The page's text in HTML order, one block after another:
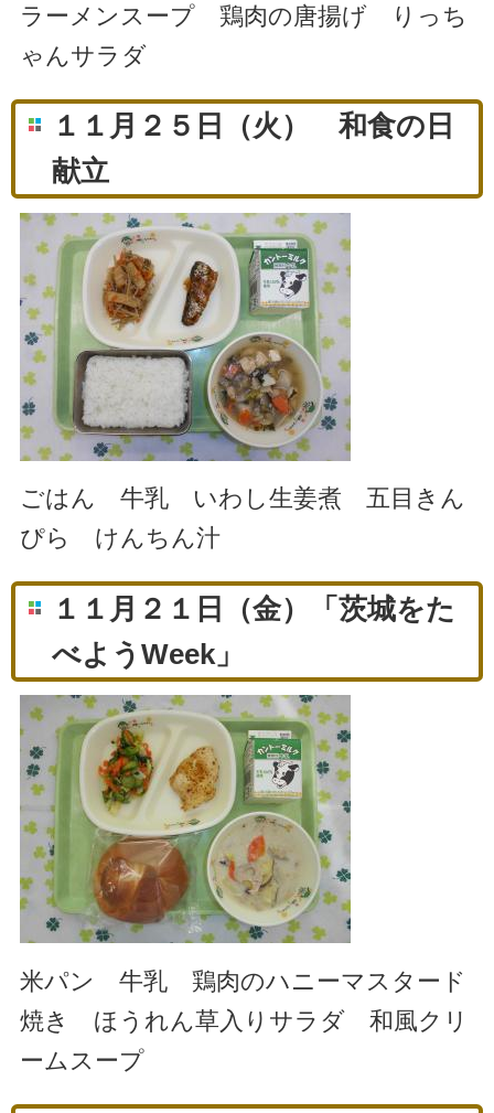
ラーメンスープ 鶏肉の唐揚げ りっち
ゃんサラダ
１１月２５日（火） 和食の日
献立
ごはん 牛乳 いわし生姜煮 五目きん
ぴら けんちん汁
１１月２１日（金）「茨城をた
べようWeek」
米パン 牛乳 鶏肉のハニーマスタード
焼き ほうれん草入りサラダ 和風クリ
ームスープ